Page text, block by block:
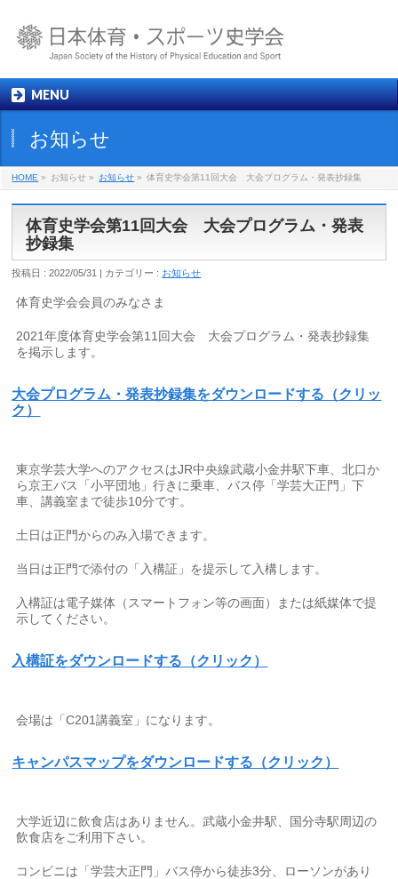
MENU
お知らせ
HOME » お知らせ » お知らせ » 体育史学会第11回大会 大会プログラム・発表抄録集
体育史学会第11回大会 大会プログラム・発表
抄録集
投稿日 : 2022/05/31 | カテゴリー : お知らせ
体育史学会会員のみなさま
2021年度体育史学会第11回大会 大会プログラム・発表抄録集
を掲示します。
大会プログラム・発表抄録集をダウンロードする（クリッ
ク）
東京学芸大学へのアクセスはJR中央線武蔵小金井駅下車、北口か
ら京王バス「小平団地」行きに乗車、バス停「学芸大正門」下
車、講義室まで徒歩10分です。
土日は正門からのみ入場できます。
当日は正門で添付の「入構証」を提示して入構します。
入構証は電子媒体（スマートフォン等の画⾯）または紙媒体で提
⽰してください。
入構証をダウンロードする（クリック）
会場は「C201講義室」になります。
キャンパスマップをダウンロードする（クリック）
大学近辺に飲食店はありません。武蔵小金井駅、国分寺駅周辺の
飲食店をご利用下さい。
コンビニは「学芸大正門」バス停から徒歩3分、ローソンがあり